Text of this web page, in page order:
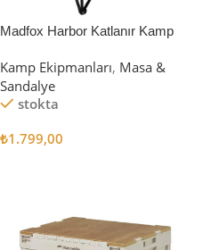
Madfox Harbor Katlanır Kamp
Kamp Ekipmanları, Masa &
Sandalye
stokta
₺1.799,00